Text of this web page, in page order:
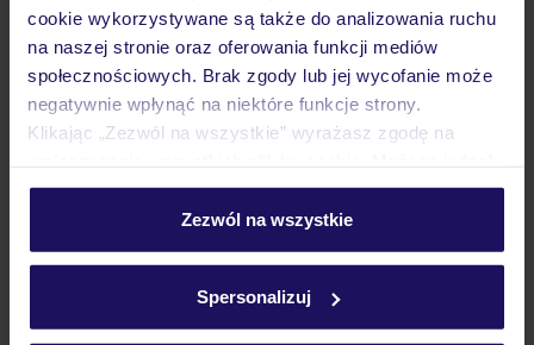
cookie wykorzystywane są także do analizowania ruchu
na naszej stronie oraz oferowania funkcji mediów
społecznościowych. Brak zgody lub jej wycofanie może
negatywnie wpłynąć na niektóre funkcje strony.
Klikając „Zezwól na wszystkie” wyrażasz zgodę na
personalizować swój wybór wchodząc w zakładkę
Szczegółowe informacje o plikach cookie znajdziesz
Zezwól na wszystkie
Spersonalizuj
Wyżywienie
Atrakcje
Ważne informacje